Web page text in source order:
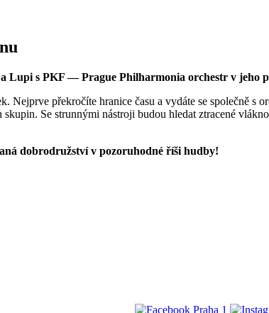
a Lupi s PKF — Prague Philharmonia orchestr v jeho
Nejprve překročíte hranice času a vydáte se společně
Se strunnými nástroji budou hledat ztracené
dobrodružství v pozoruhodné říši hudby!